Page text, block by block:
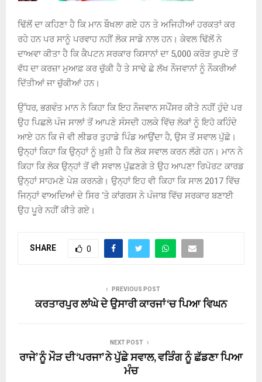
ਢਿੱਲੋਂ ਦਾ ਕਹਿਣਾ ਹੈ ਕਿ ਮਾਨ ਬੌਖਲਾ ਗਏ ਹਨ ਤੇ ਅਜਿਹੀਆਂ ਹਰਕਤਾਂ ਕਰ
ਰਹੇ ਹਨ ਪਰ ਸਾਨੂੰ ਪਰਵਾਹ ਨਹੀਂ ਲੋਕ ਸਾਡੇ ਨਾਲ ਹਨ। ਕੇਵਲ ਢਿੱਲੋਂ ਨੇ
ਦਾਅਵਾ ਕੀਤਾ ਹੈ ਕਿ ਕੈਪਟਨ ਸਰਕਾਰ ਕਿਸਾਨਾਂ ਦਾ 5,000 ਕਰੋੜ ਰੁਪਏ ਤੋਂ
ਵੱਧ ਦਾ ਕਰਜ਼ਾ ਮੁਆਫ਼ ਕਰ ਚੁੱਕੀ ਹੈ ਤੇ ਸਾਢੇ ਛੇ ਲੱਖ ਨੌਜਵਾਨਾਂ ਨੂੰ ਨੌਕਰੀਆਂ
ਦਿੱਤੀਆਂ ਜਾ ਚੁੱਕੀਆਂ ਹਨ।
ਉੱਧਰ, ਭਗਵੰਤ ਮਾਨ ਨੇ ਕਿਹਾ ਕਿ ਇਹ ਨੌਜਵਾਨ ਸਪੌਂਸਰ ਕੀਤੇ ਨਹੀਂ ਹੁੰਦੇ ਪਰ
ਉਹ ਪਿਛਲੇ ਪੰਜ ਸਾਲਾਂ ਤੋਂ ਆਪਣੇ ਸੰਸਦੀ ਹਲਕੇ ਵਿੱਚ ਲੋਕਾਂ ਨੂੰ ਇਹੋ ਕਹਿੰਦੇ
ਆਏ ਹਨ ਕਿ ਜੋ ਵੀ ਲੀਡਰ ਤੁਹਾਡੇ ਪਿੰਡ ਆਉਂਦਾ ਹੈ, ਉਸ ਤੋਂ ਸਵਾਲ ਪੁੱਛੋ।
ਉਨ੍ਹਾਂ ਕਿਹਾ ਕਿ ਉਨ੍ਹਾਂ ਨੂੰ ਖ਼ੁਸ਼ੀ ਹੈ ਕਿ ਲੋਕ ਸਵਾਲ ਕਰਨ ਲੱਗੇ ਹਨ। ਮਾਨ ਨੇ
ਕਿਹਾ ਕਿ ਲੋਕ ਉਨ੍ਹਾਂ ਤੋਂ ਵੀ ਸਵਾਲ ਪੁੱਛਣਗੇ ਤੇ ਉਹ ਆਪਣਾ ਰਿਪੋਰਟ ਕਾਰਡ
ਉਨ੍ਹਾਂ ਸਾਹਮਣੇ ਪੇਸ਼ ਕਰਨਗੇ। ਉਨ੍ਹਾਂ ਇਹ ਵੀ ਕਿਹਾ ਕਿ ਸਾਲ 2017 ਵਿੱਚ
ਜਿਨ੍ਹਾਂ ਵਾਅਦਿਆਂ ਦੇ ਸਿਰ ‘ਤੇ ਕਾਂਗਰਸ ਨੇ ਪੰਜਾਬ ਵਿੱਚ ਸਰਕਾਰ ਬਣਾਈ
ਉਹ ਪੂਰੇ ਨਹੀਂ ਕੀਤੇ ਗਏ।
SHARE 0
PREVIOUS POST
ਕਰਤਾਰਪੁਰ ਲਾਂਘੇ ਦੇ ਉਸਾਰੀ ਕਾਰਜਾਂ ‘ਚ ਪਿਆ ਵਿਘਨ
NEXT POST
ਰਾਜੇ’ ਨੂੰ ਮੌੜ ਦੀ ‘ਪਰਜਾ’ ਨੇ ਪੁੱਛੇ ਸਵਾਲ, ਵੜਿੰਗ ਨੂੰ ਛੱਡਣਾ ਪਿਆ
ਮੰਚ